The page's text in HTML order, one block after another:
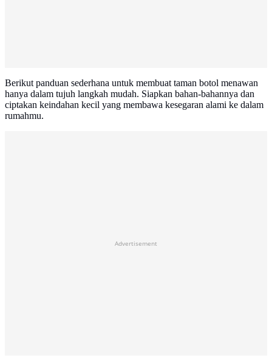
Berikut panduan sederhana untuk membuat taman botol menawan
hanya dalam tujuh langkah mudah. Siapkan bahan-bahannya dan
ciptakan keindahan kecil yang membawa kesegaran alami ke dalam
rumahmu.
Advertisement